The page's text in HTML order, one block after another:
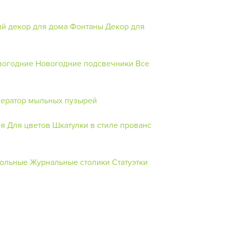
декор для домаФонтаныДекор для
Новогодние подсвечники Все
мыльных пузырей
Для цветов Шкатулки в стиле прованс
Журнальные столики Статуэтки